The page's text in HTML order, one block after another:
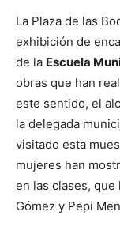
La Plaza de las
exhibición de
de la Escuela
obras que han
este sentido, el
la delegada
visitado esta
mujeres han
en las clases,
Gómez y Pepi